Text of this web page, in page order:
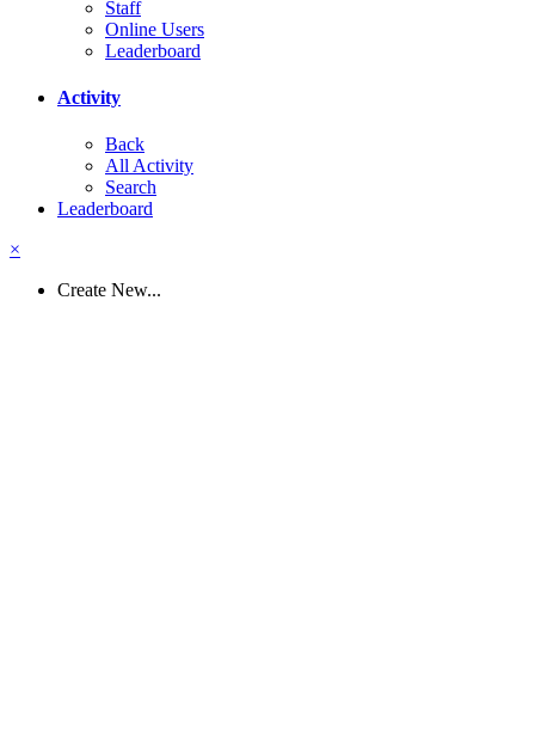
Staff
Online Users
Leaderboard
Activity
Back
All Activity
Search
Leaderboard
×
Create New...